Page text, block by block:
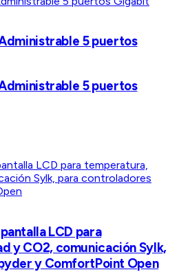
5 puertos
5 puertos
LCD para
y CO2, comunicación Sylk,
y ComfortPoint Open